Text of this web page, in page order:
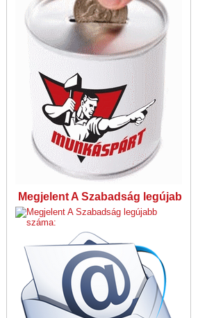
Megjelent A Szabadság legújabb száma: